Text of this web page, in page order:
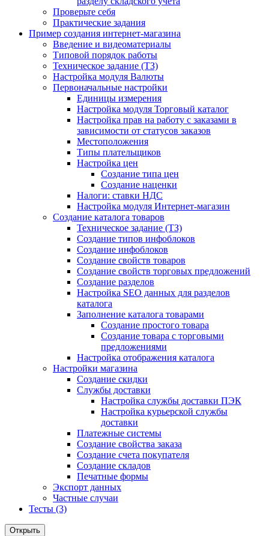
Проверьте себя
Практические задания
Пример создания интернет-магазина
Введение и видеоматериалы
Типовой порядок работы
Техническое задание (ТЗ)
Настройка модуля Валюты
Первоначальные настройки
Единицы измерения
Настройка модуля Торговый каталог
Настройка прав на работу с заказами в
зависимости от статусов заказов
Местоположения
Типы плательщиков
Настройка цен
Создание типа цен
Создание наценки
Налоги: ставки НДС
Настройка модуля Интернет-магазин
Создание каталога товаров
Техническое задание (ТЗ)
Создание типов инфоблоков
Создание инфоблоков
Создание свойств товаров
Создание свойств торговых предложений
Создание разделов
Настройка SEO данных для разделов
каталога
Заполнение каталога товарами
Создание простого товара
Создание товара с торговыми
предложениями
Настройка отображения каталога
Настройки магазина
Создание скидки
Службы доставки
Настройка службы доставки ПЭК
Настройка курьерской службы
доставки
Платежные системы
Создание свойства заказа
Создание счета покупателя
Создание складов
Печатные формы
Экспорт данных
Частные случаи
Тесты (3)
Открыть